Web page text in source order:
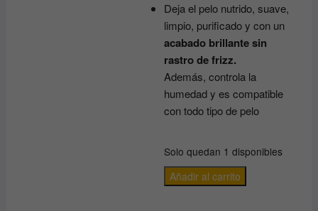
Deja el pelo nutrido, suave,
limpio, purificado y con un
acabado brillante sin
rastro de frizz.
Además, controla la
humedad y es compatible
con todo tipo de pelo
Solo quedan 1 disponibles
CHAMPÚ
ALISADOR
Añadir al carrito